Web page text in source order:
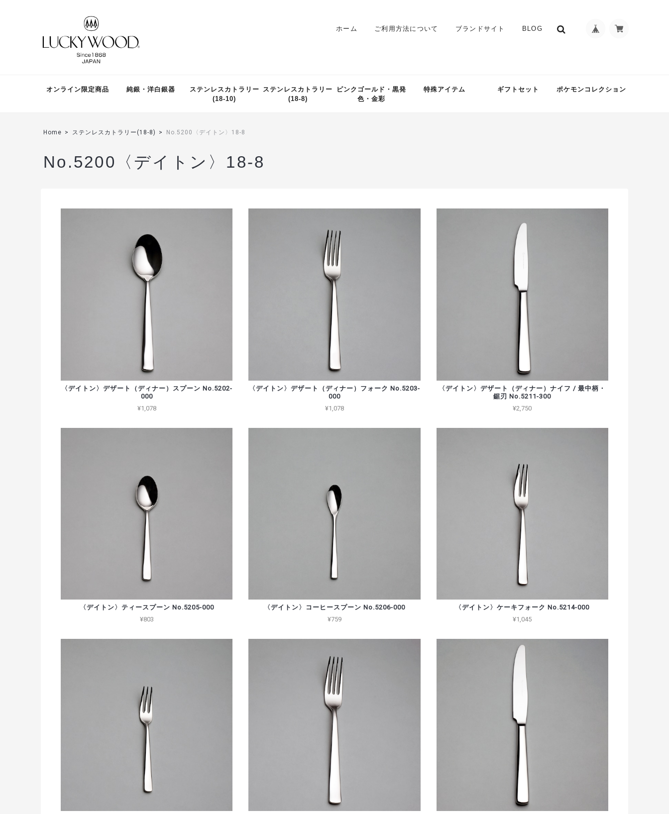
ホーム ご利用方法について ブランドサイト BLOG
オンライン限定商品 純銀・洋白銀器
ステンレスカトラリー
(18-10)
ステンレスカトラリー
(18-8)
ピンクゴールド・黒発
色・金彩
特殊アイテム ギフトセット ポケモンコレクション
Home ステンレスカトラリー(18-8) No.5200〈デイトン〉18-8
No.5200〈デイトン〉18-8
〈デイトン〉デザート（ディナー）スプーン No.5202-
000
¥1,078
〈デイトン〉デザート（ディナー）フォーク No.5203-
000
¥1,078
〈デイトン〉デザート（ディナー）ナイフ / 最中柄・
鋸刃 No.5211-300
¥2,750
〈デイトン〉ティースプーン No.5205-000
¥803
〈デイトン〉コーヒースプーン No.5206-000
¥759
〈デイトン〉ケーキフォーク No.5214-000
¥1,045